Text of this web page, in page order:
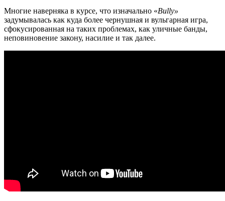
Многие наверняка в курсе, что изначально «Bully»
задумывалась как куда более чернушная и вульгарная игра,
сфокусированная на таких проблемах, как уличные банды,
неповиновение закону, насилие и так далее.